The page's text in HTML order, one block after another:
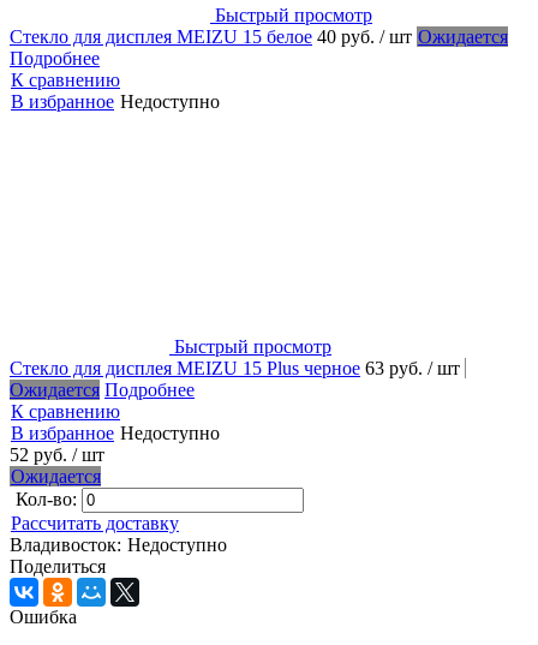
Быстрый просмотр
Стекло для дисплея MEIZU 15 белое 40 руб. / шт Ожидается
Подробнее
К сравнению
В избранное Недоступно
Быстрый просмотр
Стекло для дисплея MEIZU 15 Plus черное 63 руб. / шт
Ожидается Подробнее
К сравнению
В избранное Недоступно
52 руб. / шт
Ожидается
Кол-во:
Рассчитать доставку
Владивосток: Недоступно
Поделиться
Ошибка